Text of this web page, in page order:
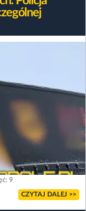
9
CZYTAJ DALEJ >>